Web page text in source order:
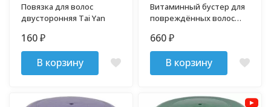
Повязка для волос
двусторонняя Tai Yan
160₽
В корзину
Витаминный бустер для
повреждённых волос
660₽
В корзину